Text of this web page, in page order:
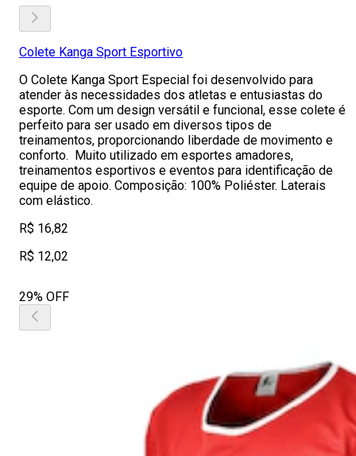
Colete Kanga Sport Esportivo
O Colete Kanga Sport Especial foi desenvolvido para
atender às necessidades dos atletas e entusiastas do
esporte. Com um design versátil e funcional, esse colete é
perfeito para ser usado em diversos tipos de
treinamentos, proporcionando liberdade de movimento e
conforto. Muito utilizado em esportes amadores,
treinamentos esportivos e eventos para identificação de
equipe de apoio. Composição: 100% Poliéster. Laterais
com elástico.
R$ 16,82
R$ 12,02
29% OFF